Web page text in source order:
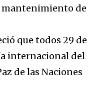
mantenimiento de
que todos 29 de
internacional del
de las Naciones